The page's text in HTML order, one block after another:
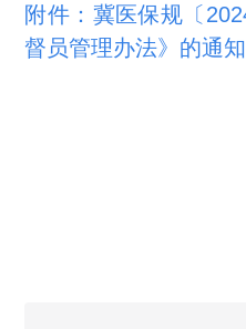
附件：冀医保规〔
督员管理办法》的通知